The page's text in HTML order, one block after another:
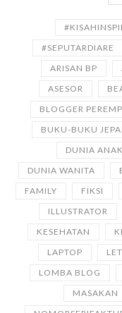
#SEPUTARDIARE
ARISAN BP
ASESOR
BLOGGER
BUKU-BUKU
DUNIA
DUNIA WANITA
FAMILY
FIKSI
ILLUSTRATOR
KESEHATAN
LAPTOP
LOMBA BLOG
MASAKAN